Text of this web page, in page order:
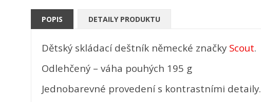
POPIS DETAILY PRODUKTU
Dětský skládací deštník německé značky Scout.
Odlehčený – váha pouhých 195 g
Jednobarevné provedení s kontrastními detaily.